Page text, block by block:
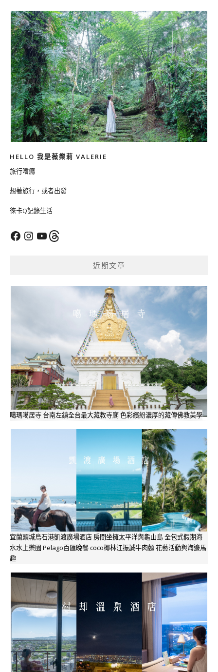
HELLO 我是薇樂莉 VALERIE
旅行嗜癮
想著旅行，或者出發
徠卡Q記錄生活
FacebookInstagram
YouTubeThreads
近期文章
噶瑪噶居寺 台南左鎮全台最大藏教寺廟 色彩繽紛濃厚的藏傳佛教美學
宜蘭頭城烏石港凱渡廣場酒店 房間坐擁太平洋與龜山島 全包式假期海
水水上樂園 Pelago百匯晚餐 coco椰林江振誠牛肉麵 花藝活動與海邊馬
趣